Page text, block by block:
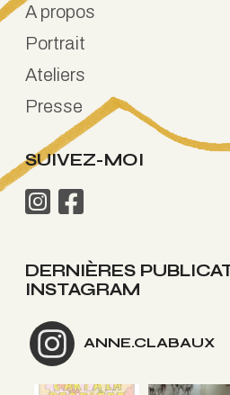
A propos
Portrait
Ateliers
Presse
SUIVEZ-MOI
DERNIÈRES
INSTAGRAM
ANNE.CLABAUX